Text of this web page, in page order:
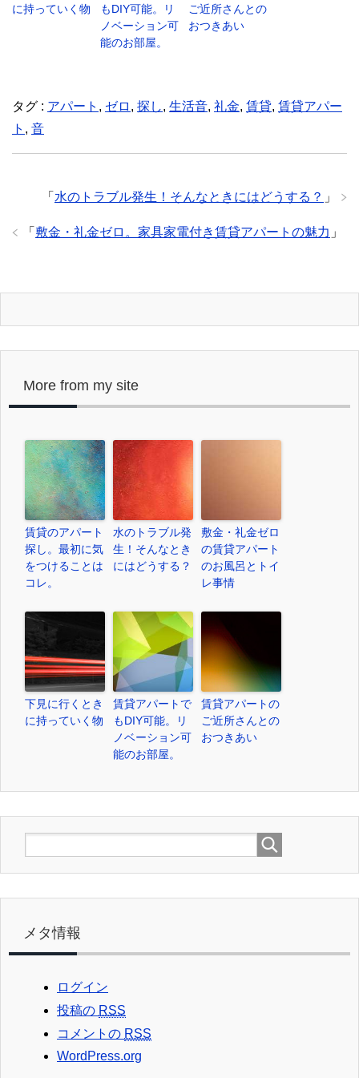
に持っていく物
もDIY可能。リ
ノベーション可
能のお部屋。
ご近所さんとの
おつきあい
タグ : アパート , ゼロ , 探し, 生活音, 礼金, 賃貸, 賃貸アパー
ト , 音
「 水のトラブル発生！そんなときにはどうする？ 」
「 敷金・礼金ゼロ。家具家電付き賃貸アパートの魅力 」
More from my site
賃貸のアパート
探し。最初に気
をつけることは
コレ。
水のトラブル発
生！そんなとき
にはどうする？
敷金・礼金ゼロ
の賃貸アパート
のお風呂とトイ
レ事情
下見に行くとき
に持っていく物
賃貸アパートで
もDIY可能。リ
ノベーション可
能のお部屋。
賃貸アパートの
ご近所さんとの
おつきあい
メタ情報
ログイン
投稿の RSS
コメントの RSS
WordPress.org